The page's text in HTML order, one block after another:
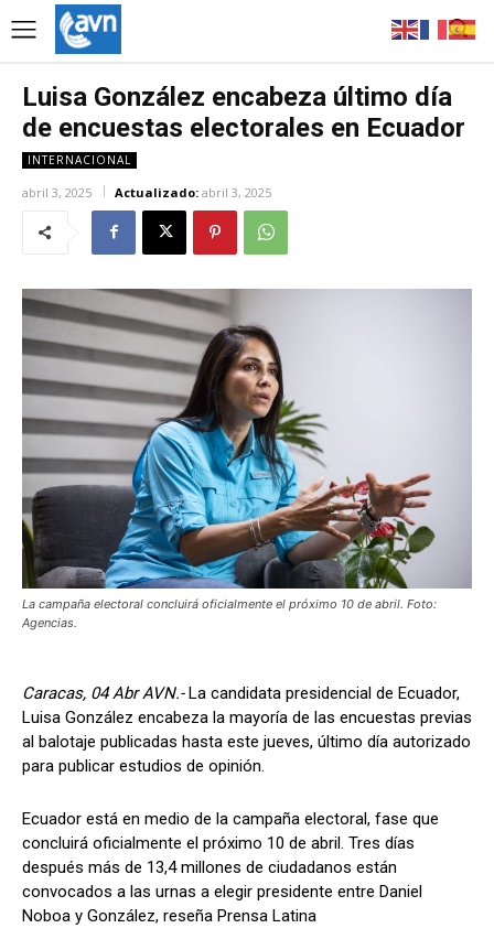
Luisa González encabeza último día
de encuestas electorales en Ecuador
INTERNACIONAL
abril 3, 2025 Actualizado: abril 3, 2025
La campaña electoral concluirá oficialmente el próximo 10 de abril. Foto:
Agencias.
Caracas, 04 Abr AVN.-La candidata presidencial de Ecuador,
Luisa González encabeza la mayoría de las encuestas previas
al balotaje publicadas hasta este jueves, último día autorizado
para publicar estudios de opinión.
Ecuador está en medio de la campaña electoral, fase que
concluirá oficialmente el próximo 10 de abril. Tres días
después más de 13,4 millones de ciudadanos están
convocados a las urnas a elegir presidente entre Daniel
Noboa y González, reseña Prensa Latina